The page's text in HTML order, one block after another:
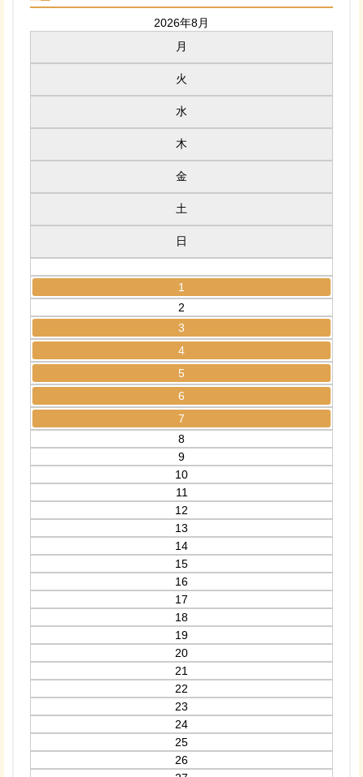
2026年8月
月
火
水
木
金
土
日
1
2
3
4
5
6
7
8
9
10
11
12
13
14
15
16
17
18
19
20
21
22
23
24
25
26